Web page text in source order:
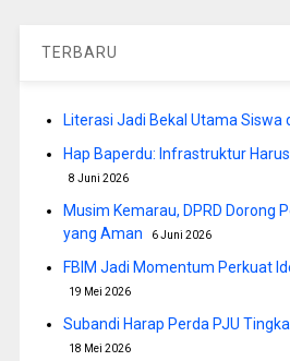
TERBARU
Literasi Jadi Bekal Utama Siswa
Hap Baperdu: Infrastruktur
8 Juni 2026
Musim Kemarau, DPRD Dorong
yang Aman
6 Juni 2026
FBIM Jadi Momentum Perkuat
19 Mei 2026
Subandi Harap Perda PJU
18 Mei 2026